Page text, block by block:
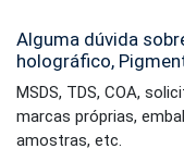
Alguma dúvida
holográfico,
MSDS, TDS, COA,
marcas próprias,
amostras, etc.